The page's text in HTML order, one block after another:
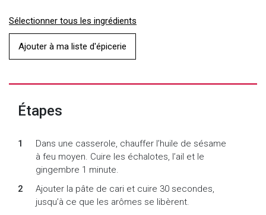
Sélectionner tous les ingrédients
Ajouter à ma liste d'épicerie
Étapes
Dans une casserole, chauffer l’huile de sésame
à feu moyen. Cuire les échalotes, l’ail et le
gingembre 1 minute.
Ajouter la pâte de cari et cuire 30 secondes,
jusqu’à ce que les arômes se libèrent.